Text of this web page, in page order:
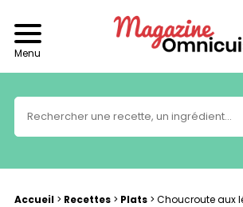
Menu
Accueil> Recettes> Plats> Choucroute aux